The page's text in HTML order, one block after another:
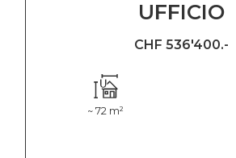
UFFICIO
CHF 536'400.-
~ 72 m²